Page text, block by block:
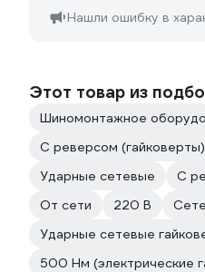
Нашли ошибку в
Этот товар из
Шиномонтажное
С реверсом (гайковерты)
Ударные сетевые
С
От сети
220 В
Ударные сетевые
500 Нм (электрические